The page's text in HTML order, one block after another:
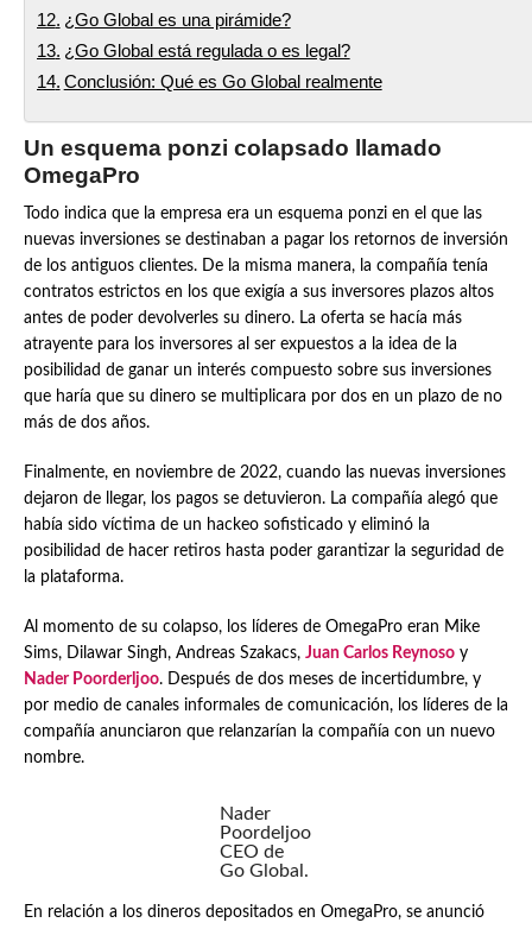
¿Go Global es una pirámide?
¿Go Global está regulada o es legal?
Conclusión: Qué es Go Global realmente
Un esquema ponzi colapsado llamado
OmegaPro
Todo indica que la empresa era un esquema ponzi en el que las
nuevas inversiones se destinaban a pagar los retornos de inversión
de los antiguos clientes. De la misma manera, la compañía tenía
contratos estrictos en los que exigía a sus inversores plazos altos
antes de poder devolverles su dinero. La oferta se hacía más
atrayente para los inversores al ser expuestos a la idea de la
posibilidad de ganar un interés compuesto sobre sus inversiones
que haría que su dinero se multiplicara por dos en un plazo de no
más de dos años.
Finalmente, en noviembre de 2022, cuando las nuevas inversiones
dejaron de llegar, los pagos se detuvieron. La compañía alegó que
había sido víctima de un hackeo sofisticado y eliminó la
posibilidad de hacer retiros hasta poder garantizar la seguridad de
la plataforma.
Al momento de su colapso, los líderes de OmegaPro eran Mike
Sims, Dilawar Singh, Andreas Szakacs, Juan Carlos Reynosoy
Nader Poorderljoo. Después de dos meses de incertidumbre, y
por medio de canales informales de comunicación, los líderes de la
compañía anunciaron que relanzarían la compañía con un nuevo
nombre.
Nader
Poordeljoo
CEO de
Go Global.
En relación a los dineros depositados en OmegaPro, se anunció